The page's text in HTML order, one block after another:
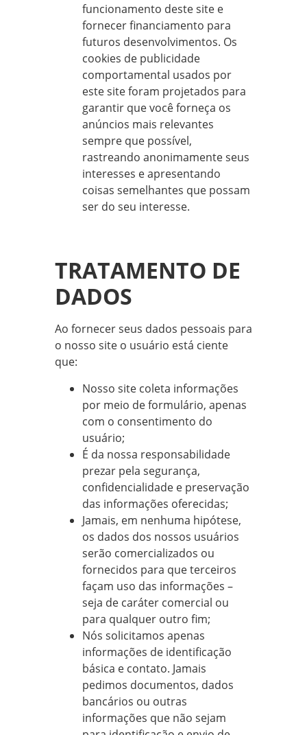
funcionamento deste site e
fornecer financiamento para
futuros desenvolvimentos. Os
cookies de publicidade
comportamental usados por
este site foram projetados para
garantir que você forneça os
anúncios mais relevantes
sempre que possível,
rastreando anonimamente seus
interesses e apresentando
coisas semelhantes que possam
ser do seu interesse.
TRATAMENTO DE
DADOS
Ao fornecer seus dados pessoais para
o nosso site o usuário está ciente
que:
Nosso site coleta informações
por meio de formulário, apenas
com o consentimento do
usuário;
É da nossa responsabilidade
prezar pela segurança,
confidencialidade e preservação
das informações oferecidas;
Jamais, em nenhuma hipótese,
os dados dos nossos usuários
serão comercializados ou
fornecidos para que terceiros
façam uso das informações –
seja de caráter comercial ou
para qualquer outro fim;
Nós solicitamos apenas
informações de identificação
básica e contato. Jamais
pedimos documentos, dados
bancários ou outras
informações que não sejam